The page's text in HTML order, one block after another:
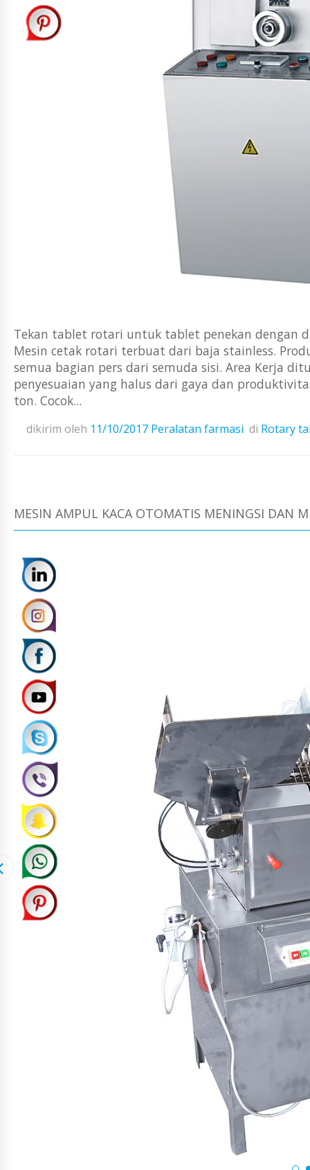
Tekan tablet rotari untuk tablet penekan dengan
Mesin cetak rotari terbuat dari baja stainless.
semua bagian pers dari semuda sisi. Area Kerja
penyesuaian yang halus dari gaya dan
ton. Cocok...
dikirim oleh 11/10/2017 Peralatan farmasi di Rotary
MESIN AMPUL KACA OTOMATIS MENINGSI DAN